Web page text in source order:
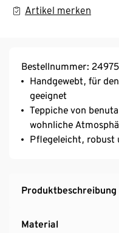
Artikel merken
Bestellnummer:
Handgewebt, für
geeignet
Teppiche von
wohnliche
Pflegeleicht, robust
Produktbeschreibung
Material